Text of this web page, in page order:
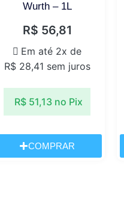
Wurth – 1L
R$ 56,81
Em até 2x de
R$28,41 sem juros
R$51,13 no Pix
COMPRAR